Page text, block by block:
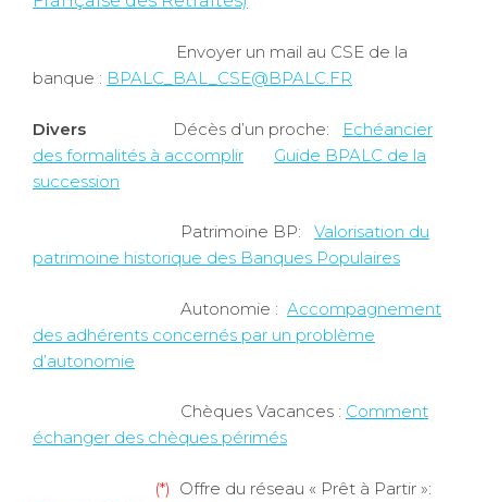
Envoyer un mail au CSE de la
banque : BPALC_BAL_CSE@BPALC.FR
Divers Décès d’un proche:
Echéancier
des formalités à accomplir
Guide BPALC de la
succession
Patrimoine BP: Valorisation du
patrimoine historique des Banques Populaires
Autonomie : Accompagnement
des adhérents concernés par un problème
d’autonomie
Chèques Vacances : Comment
échanger des chèques périmés
(*) Offre du réseau « Prêt à Partir »: